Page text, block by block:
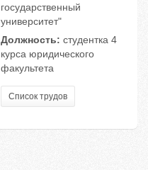
государственный
университет"
Должность: студентка 4
курса юридического
факультета
Список трудов